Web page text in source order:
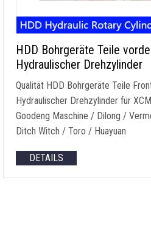
HDD Bohrgeräte Teile
Hydraulischer Drehzylinder
Qualität HDD Bohrgeräte Teile
Hydraulischer Drehzylinder für
Goodeng Maschine / Dilong /
Ditch Witch / Toro / Huayuan
DETAILS